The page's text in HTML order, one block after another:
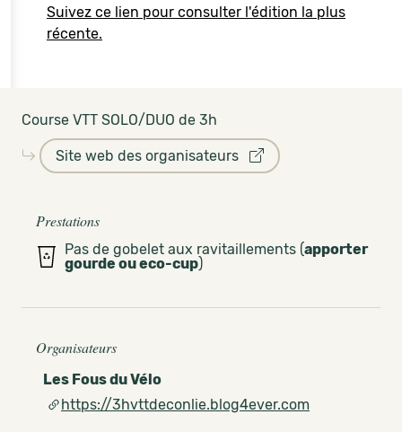
Suivez ce lien pour consulter l'édition la plus
récente.
Course VTT SOLO/DUO de 3h
Site web des organisateurs
Prestations
Pas de gobelet aux ravitaillements (apporter
gourde ou eco-cup)
Organisateurs
Les Fous du Vélo
https://3hvttdeconlie.blog4ever.com